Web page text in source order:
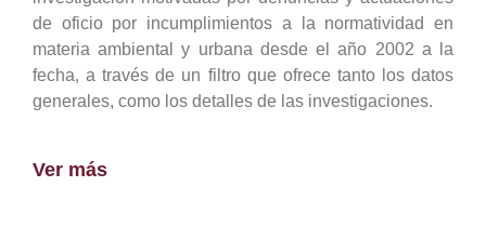
de oficio por incumplimientos a la normatividad en
materia ambiental y urbana desde el año 2002 a la
fecha, a través de un filtro que ofrece tanto los datos
generales, como los detalles de las investigaciones.
Ver más